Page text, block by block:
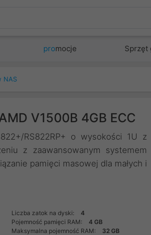
promocje Sprzęt
NAS
V1500B 4GB ECC
RS822RP+ o wysokości 1U z
z zaawansowanym systemem
pamięci masowej dla małych i
Liczba zatok na dyski:
4
Pojemność pamięci RAM:
4 GB
Maksymalna pojemność RAM:
32 GB